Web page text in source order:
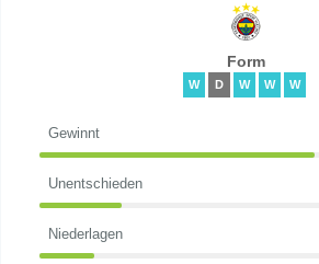
Form
W D W W W
Gewinnt
Unentschieden
Niederlagen